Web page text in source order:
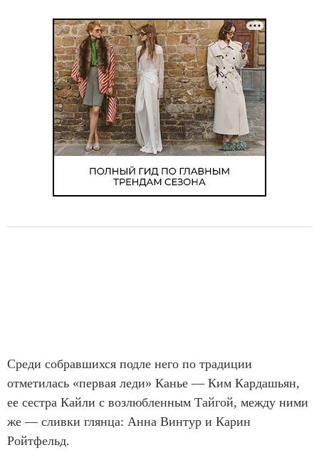
Среди собравшихся подле него по традиции
отметилась «первая леди» Канье — Ким Кардашьян,
ее сестра Кайли с возлюбленным Тайгой, между ними
же — сливки глянца: Анна Винтур и Карин
Ройтфельд.